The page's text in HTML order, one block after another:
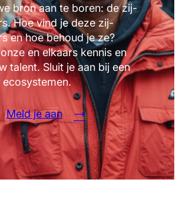
bron aan te boren: de zij-
Hoe vind je deze zij-
en hoe behoud je ze?
en elkaars kennis en
talent. Sluit je aan bij een
ecosystemen.
Meld je aan